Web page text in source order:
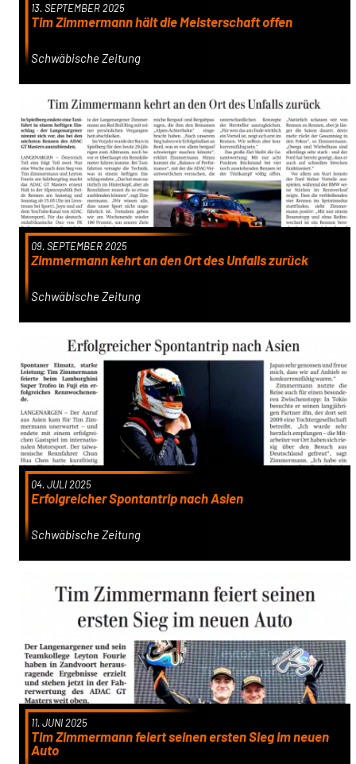
13. SEPTEMBER 2025
Tim Zimmermann hält die Meisterschaft offen
Schwäbische Zeitung
09. SEPTEMBER 2025
Zimmermann kehrt an den Ort des Unfalls zurück
Schwäbische Zeitung
04. JULI 2025
Erfolgreicher Spontantrip nach Asien
Schwäbische Zeitung
11. JUNI 2025
Tim Zimmermann feiert seinen ersten Sieg im neuen
Auto